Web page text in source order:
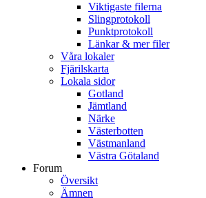
Viktigaste filerna
Slingprotokoll
Punktprotokoll
Länkar & mer filer
Våra lokaler
Fjärilskarta
Lokala sidor
Gotland
Jämtland
Närke
Västerbotten
Västmanland
Västra Götaland
Forum
Översikt
Ämnen